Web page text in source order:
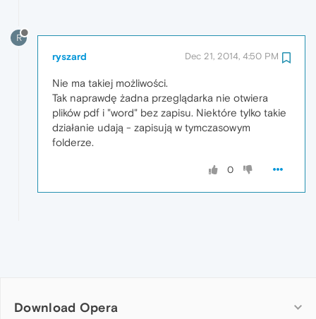
R
ryszard Dec 21, 2014, 4:50 PM
Nie ma takiej możliwości.
Tak naprawdę żadna przeglądarka nie otwiera
plików pdf i "word" bez zapisu. Niektóre tylko takie
działanie udają - zapisują w tymczasowym
folderze.
0
Download Opera